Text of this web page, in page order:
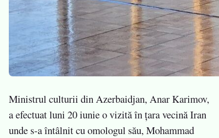
Ministrul culturii din Azerbaidjan, Anar Karimov,
a efectuat luni 20 iunie o vizită în țara vecină Iran
unde s-a întâlnit cu omologul său, Mohammad